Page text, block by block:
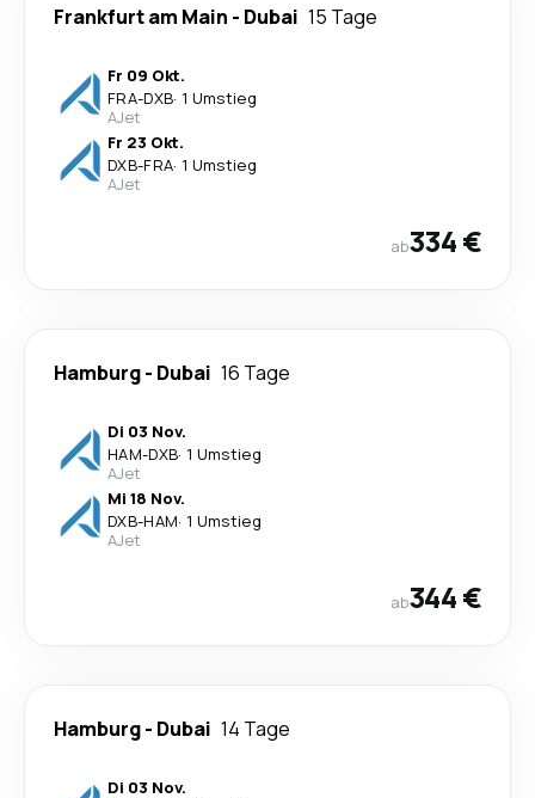
Frankfurt am Main - Dubai 15 Tage
Fr 09 Okt.
FRA-DXB· 1 Umstieg
AJet
Fr 23 Okt.
DXB-FRA· 1 Umstieg
AJet
ab334 €
Hamburg- Dubai 16 Tage
Di 03 Nov.
HAM-DXB· 1 Umstieg
AJet
Mi 18 Nov.
DXB-HAM· 1 Umstieg
AJet
ab344 €
Hamburg- Dubai 14 Tage
Di 03 Nov.